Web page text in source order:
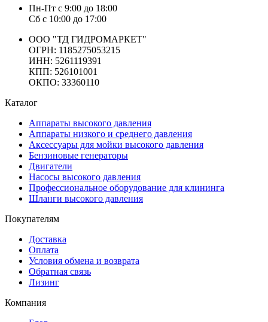
Пн-Пт с 9:00 до 18:00
Сб с 10:00 до 17:00
ООО "ТД ГИДРОМАРКЕТ"
ОГРН: 1185275053215
ИНН: 5261119391
КПП: 526101001
ОКПО: 33360110
Каталог
Аппараты высокого давления
Аппараты низкого и среднего давления
Аксессуары для мойки высокого давления
Бензиновые генераторы
Двигатели
Насосы высокого давления
Профессиональное оборудование для клининга
Шланги высокого давления
Покупателям
Доставка
Оплата
Условия обмена и возврата
Обратная связь
Лизинг
Компания